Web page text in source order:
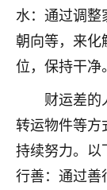
水：通过调整
朝向等，来化
位，保持干净。
财运差的
转运物件等方
持续努力。以
行善：通过善
不由人
1天前 来自
金白水清
我也想找
鹿森 ：